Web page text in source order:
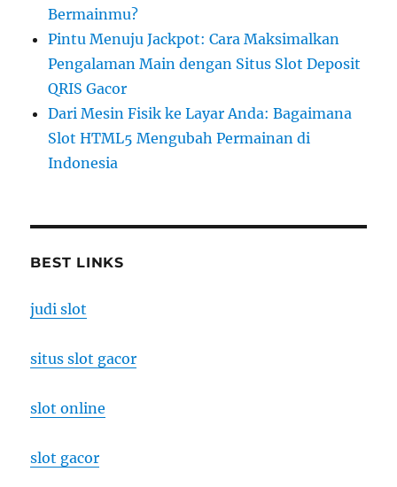
Bermainmu?
Pintu Menuju Jackpot: Cara Maksimalkan
Pengalaman Main dengan Situs Slot Deposit
QRIS Gacor
Dari Mesin Fisik ke Layar Anda: Bagaimana
Slot HTML5 Mengubah Permainan di
Indonesia
BEST LINKS
judi slot
situs slot gacor
slot online
slot gacor